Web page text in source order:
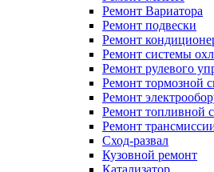
Ремонт Вариатора
Ремонт подвески
Ремонт
Ремонт системы
Ремонт рулевого
Ремонт тормозной
Ремонт
Ремонт топливной
Ремонт
Сход-развал
Кузовной ремонт
Катализатор